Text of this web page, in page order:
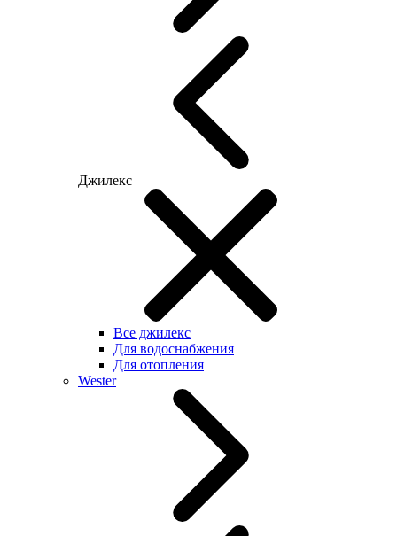
Джилекс
Все джилекс
Для водоснабжения
Для отопления
Wester